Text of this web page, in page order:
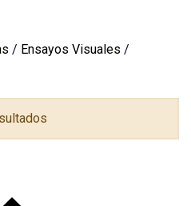
/ Ensayos Visuales /